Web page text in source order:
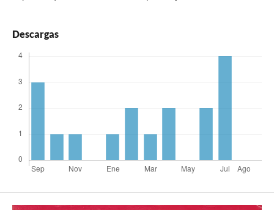
Descargas